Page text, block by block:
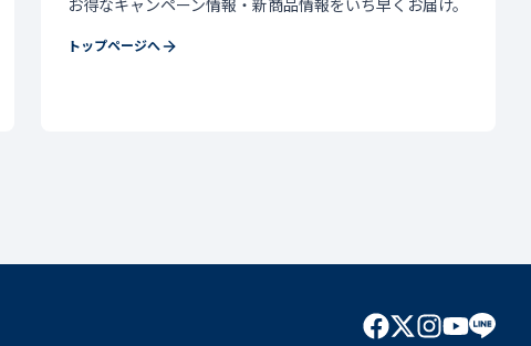
お得なキャンペーン情報・新商品情報をいち早くお届け。
トップページへ